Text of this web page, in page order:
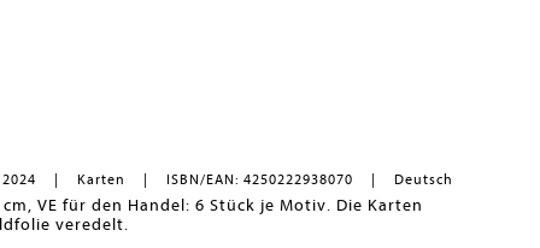
Karten ISBN/EAN: 4250222938070 Deutsch
VE für den Handel: 6 Stück je Motiv. Die Karten
veredelt.